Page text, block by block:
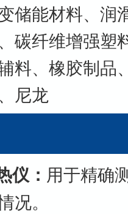
储能材料、润
碳纤维增强塑
料、橡胶制品
尼龙
仪： 用于精确
况。